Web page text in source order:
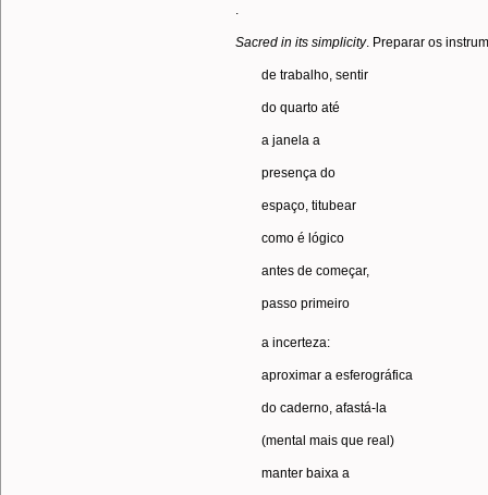
.
Sacred in its simplicity. Preparar os
de trabalho, sentir
do quarto até
a janela a
presença do
espaço, titubear
como é lógico
antes de começar,
passo primeiro
a incerteza:
aproximar a esferográfica
do caderno, afastá-la
(mental mais que real)
manter baixa a